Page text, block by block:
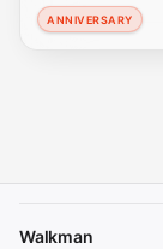
ANNIVERSARY
Walkman